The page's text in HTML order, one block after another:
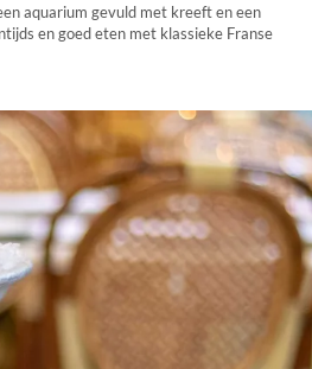
aquarium gevuld met kreeft en een
en goed eten met klassieke Franse